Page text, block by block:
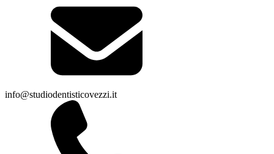
info@studiodentisticovezzi.it